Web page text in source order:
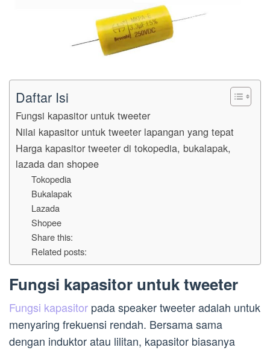
Daftar Isi
Fungsi kapasitor untuk tweeter
Nilai kapasitor untuk tweeter lapangan yang tepat
Harga kapasitor tweeter di tokopedia, bukalapak,
lazada dan shopee
Tokopedia
Bukalapak
Lazada
Shopee
Share this:
Related posts:
Fungsi kapasitor untuk tweeter
Fungsi kapasitor pada speaker tweeter adalah untuk
menyaring frekuensi rendah. Bersama sama
dengan induktor atau lilitan, kapasitor biasanya